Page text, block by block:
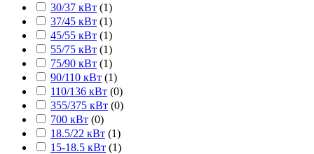
30/37 кВт (1)
37/45 кВт (1)
45/55 кВт (1)
55/75 кВт (1)
75/90 кВт (1)
90/110 кВт (1)
110/136 кВт (0)
355/375 кВт (0)
700 кВт (0)
18.5/22 кВт (1)
15-18.5 кВт (1)